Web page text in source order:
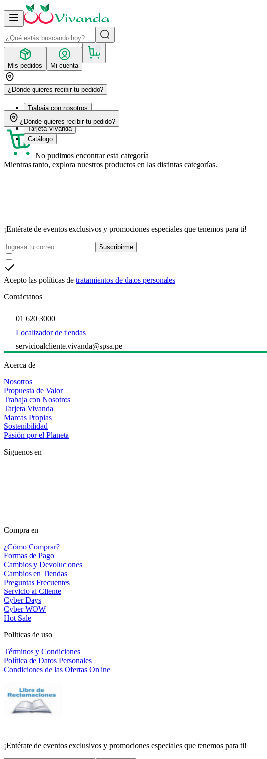
Mis pedidos Mi cuenta
¿Dónde quieres recibir tu pedido?
Trabaja con nosotros
Recetas
Tarjeta Vivanda
Catálogo
¿Dónde quieres recibir tu pedido?
No pudimos encontrar esta categoría
Mientras tanto, explora nuestros productos en las distintas categorías.
¡Entérate de eventos exclusivos y promociones especiales que tenemos para ti!
Suscribirme
Acepto las políticas de tratamientos de datos personales
Contáctanos
01 620 3000
Localizador de tiendas
servicioalcliente.vivanda@spsa.pe
Acerca de
Nosotros
Propuesta de Valor
Trabaja con Nosotros
Tarjeta Vivanda
Marcas Propias
Sostenibilidad
Pasión por el Planeta
Síguenos en
Compra en
¿Cómo Comprar?
Formas de Pago
Cambios y Devoluciones
Cambios en Tiendas
Preguntas Frecuentes
Servicio al Cliente
Cyber Days
Cyber WOW
Hot Sale
Políticas de uso
Términos y Condiciones
Política de Datos Personales
Condiciones de las Ofertas Online
¡Entérate de eventos exclusivos y promociones especiales que tenemos para ti!